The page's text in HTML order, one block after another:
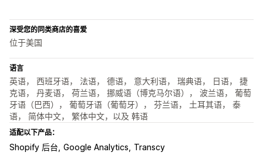
深受您的同类商店的喜爱
位于美国
语言
英语， 西班牙语， 法语， 德语， 意大利语， 瑞典语， 日语， 捷
克语， 丹麦语， 荷兰语， 挪威语（博克马尔语）， 波兰语， 葡萄
牙语（巴西）， 葡萄牙语（葡萄牙）， 芬兰语， 土耳其语， 泰
语， 简体中文， 繁体中文，以及 韩语
适配以下产品：
Shopify 后台 Google Analytics Transcy